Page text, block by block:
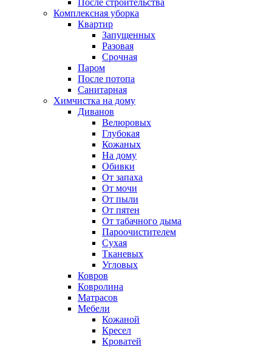
После строительства
Комплексная уборка
Квартир
Запущенных
Разовая
Срочная
Паром
После потопа
Санитарная
Химчистка на дому
Диванов
Велюровых
Глубокая
Кожаных
На дому
Обивки
От запаха
От мочи
От пыли
От пятен
От табачного дыма
Пароочистителем
Сухая
Тканевых
Угловых
Ковров
Ковролина
Матрасов
Мебели
Кожаной
Кресел
Кроватей